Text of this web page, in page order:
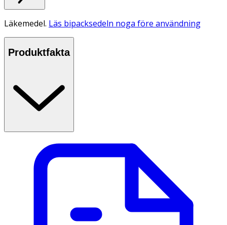
Läkemedel. Läs bipacksedeln noga före användning
Produktfakta